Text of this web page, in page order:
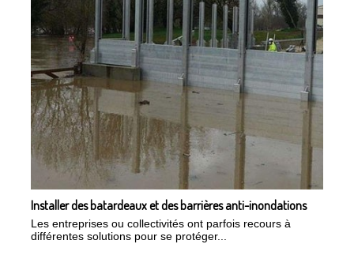
Installer des batardeaux et des barrières anti-inondations
Les entreprises ou collectivités ont parfois recours à
différentes solutions pour se protéger...